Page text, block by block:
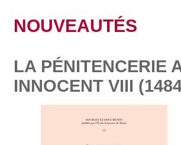
NOUVEAUTÉS
LA PÉNITENCERIE
INNOCENT VIII